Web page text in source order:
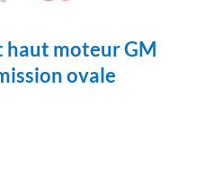
haut moteur GM
ovale